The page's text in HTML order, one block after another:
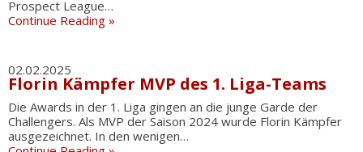
Prospect League…
Continue Reading »
02.02.2025
Florin Kämpfer MVP des 1. Liga-Teams
Die Awards in der 1. Liga gingen an die junge Garde der
Challengers. Als MVP der Saison 2024 wurde Florin Kämpfer
ausgezeichnet. In den wenigen…